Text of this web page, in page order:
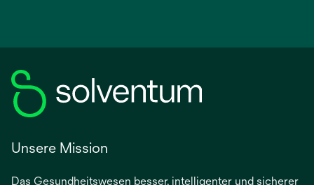
Unsere Mission
Das Gesundheitswesen besser, intelligenter und sicherer